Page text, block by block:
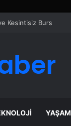
Kesintisiz Burs
YAŞAM